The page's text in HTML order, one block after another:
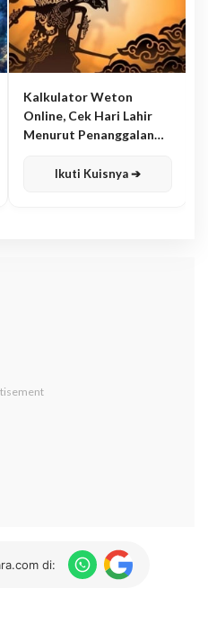
Kalkulator Weton
Online, Cek Hari Lahir
Menurut Penanggalan
Ikuti Kuisnya ➔
di: